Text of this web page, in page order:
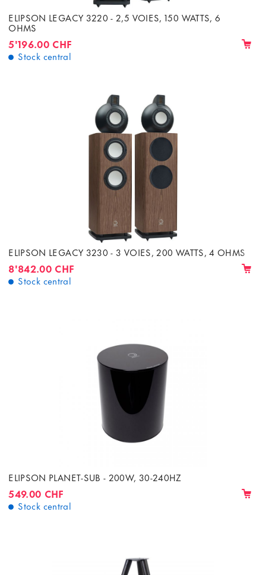
ELIPSON LEGACY 3220 - 2,5 VOIES, 150 WATTS, 6
OHMS
5'196.00 CHF
Stock central
ELIPSON LEGACY 3230 - 3 VOIES, 200 WATTS, 4 OHMS
8'842.00 CHF
Stock central
ELIPSON PLANET-SUB - 200W, 30-240HZ
549.00 CHF
Stock central